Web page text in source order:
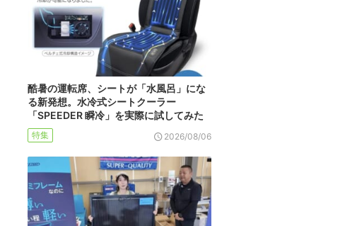
酷暑の運転席、シートが「水風呂」にな
る新発想。水冷式シートクーラー
「SPEEDER 瞬冷」を実際に試してみた
特集 2026/08/06